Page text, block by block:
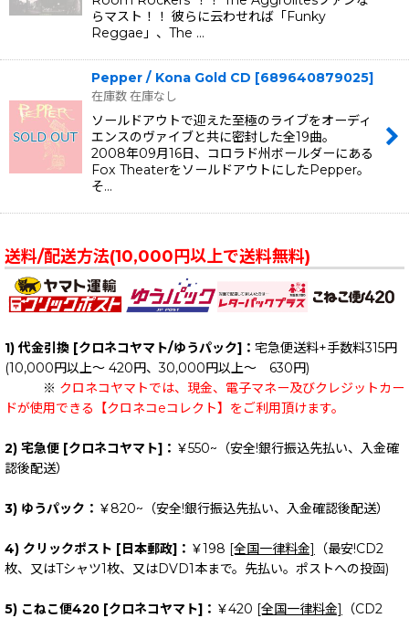
らマスト！！ 彼らに云わせれば「Funky
Reggae」、The …
Pepper / Kona Gold CD [689640879025]
在庫数 在庫なし
ソールドアウトで迎えた至極のライブをオーディ
エンスのヴァイブと共に密封した全19曲。
2008年09月16日、コロラド州ボールダーにある
Fox TheaterをソールドアウトにしたPepper。
そ…
送料/配送方法(10,000円以上で送料無料)
1) 代金引換 [クロネコヤマト/ゆうパック]： 宅急便送料+手数料315円
(10,000円以上～ 420円、30,000円以上～ 630円)
※ クロネコヤマトでは、現金、電子マネー及びクレジットカー
ドが使用できる【クロネコeコレクト】をご利用頂けます。
2) 宅急便 [クロネコヤマト]： ￥550~（安全!銀行振込先払い、入金確
認後配送）
3) ゆうパック： ￥820~（安全!銀行振込先払い、入金確認後配送）
4) クリックポスト [日本郵政]： ￥198 [全国一律料金]
（最安!CD2
枚、又はTシャツ1枚、又はDVD1本まで。先払い。ポストへの投函)
5) こねこ便420 [クロネコヤマト]： ￥420 [全国一律料金]
（CD2